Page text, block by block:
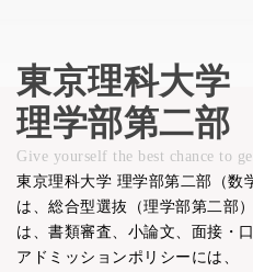
東京理科大学
理学部第二部
Give yourself the best chance to
東京理科大学 理学部第二部（数
は、総合型選抜（理学部第二部
は、書類審査、小論文、面接・
アドミッションポリシーには、